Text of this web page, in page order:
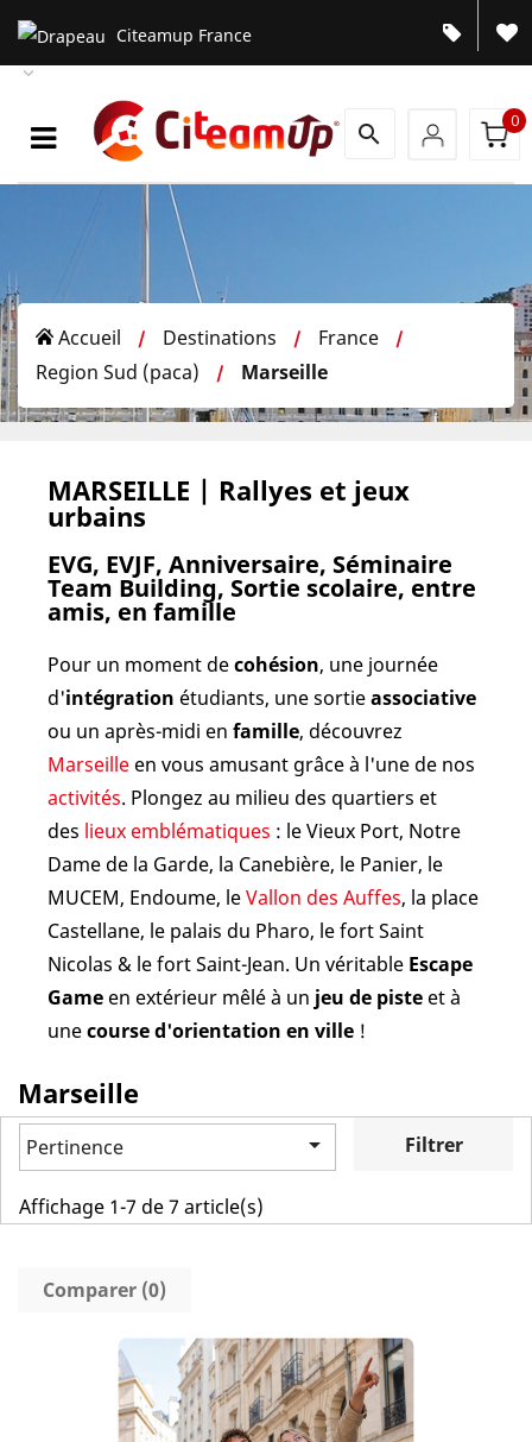
Citeamup France

search
0
Accueil / Destinations / France /
Region Sud (paca) / Marseille
MARSEILLE | Rallyes et jeux
urbains
EVG, EVJF, Anniversaire, Séminaire
Team Building, Sortie scolaire, entre
amis, en famille
Pour un moment decohésion, une journée
d'intégration étudiants, une sortieassociative
ou un après-midi en famille, découvrez
Marseille en vous amusant grâce à l'une de nos
activités. Plongez au milieu des quartiers et
des lieux emblématiques : le Vieux Port, Notre
Dame de la Garde, la Canebière, le Panier, le
MUCEM, Endoume, leVallon des Auffes, la place
Castellane, le palais du Pharo, le fort Saint
Nicolas & le fort Saint-Jean. Un véritable Escape
Game en extérieur mêlé à un jeu de piste et à
unecourse d'orientation en ville !
Marseille
Pertinence  Filtrer
Affichage 1-7 de 7 article(s)
Comparer (0)‎